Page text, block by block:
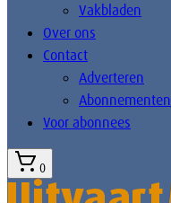
Vakbladen
Over ons
Contact
Adverteren
Abonnementen
Voor abonnees
0